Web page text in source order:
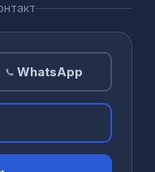
WhatsApp